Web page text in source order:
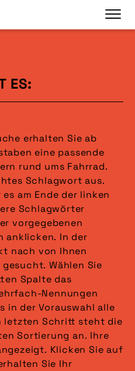
ES:
erhalten Sie ab
eine passende
rund ums Fahrrad.
Schlagwort aus.
am Ende der linken
Schlagwörter
vorgegebenen
anklicken. In der
nach von Ihnen
Wählen Sie
Spalte das
Nennungen
in der Vorauswahl alle
letzten Schritt steht die
Sortierung an. Ihre
Klicken Sie auf
Sie Ihr